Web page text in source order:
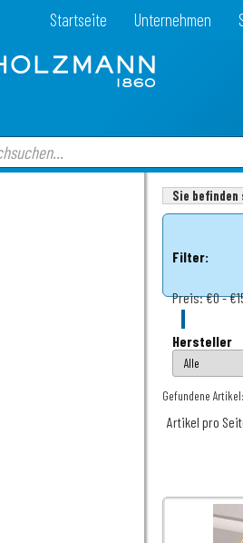
Startseite Unternehmen
Sie
Filter:
Preis:€0 -
Hersteller
Gefundene
Artikel pro